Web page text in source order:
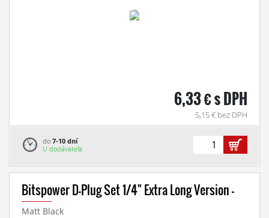
6,33 € s DPH
5,15 € bez DPH
do 7-10 dní
U dodávateľa
Bitspower D-Plug Set 1/4" Extra Long Version -
Matt Black